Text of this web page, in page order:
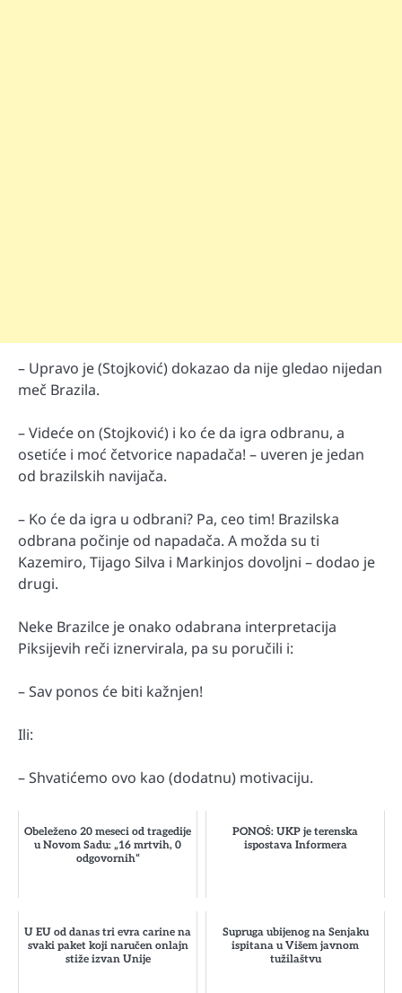
– Upravo je (Stojković) dokazao da nije gledao nijedan
meč Brazila.
– Videće on (Stojković) i ko će da igra odbranu, a
osetiće i moć četvorice napadača! – uveren je jedan
od brazilskih navijača.
– Ko će da igra u odbrani? Pa, ceo tim! Brazilska
odbrana počinje od napadača. A možda su ti
Kazemiro, Tijago Silva i Markinjos dovoljni – dodao je
drugi.
Neke Brazilce je onako odabrana interpretacija
Piksijevih reči iznervirala, pa su poručili i:
– Sav ponos će biti kažnjen!
Ili:
– Shvatićemo ovo kao (dodatnu) motivaciju.
Obeleženo 20 meseci od tragedije
u Novom Sadu: „16 mrtvih, 0
odgovornih“
PONOŠ: UKP je terenska
ispostava Informera
U EU od danas tri evra carine na
svaki paket koji naručen onlajn
stiže izvan Unije
Supruga ubijenog na Senjaku
ispitana u Višem javnom
tužilaštvu